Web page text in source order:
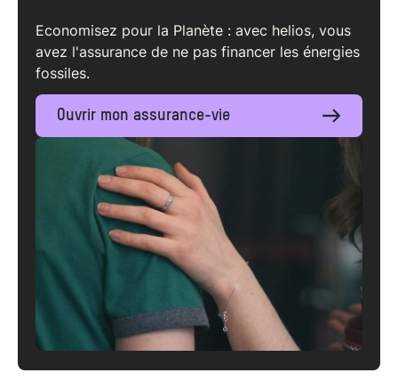
Economisez pour la Planète : avec helios, vous
avez l'assurance de ne pas financer les énergies
fossiles.
Ouvrir mon assurance-vie